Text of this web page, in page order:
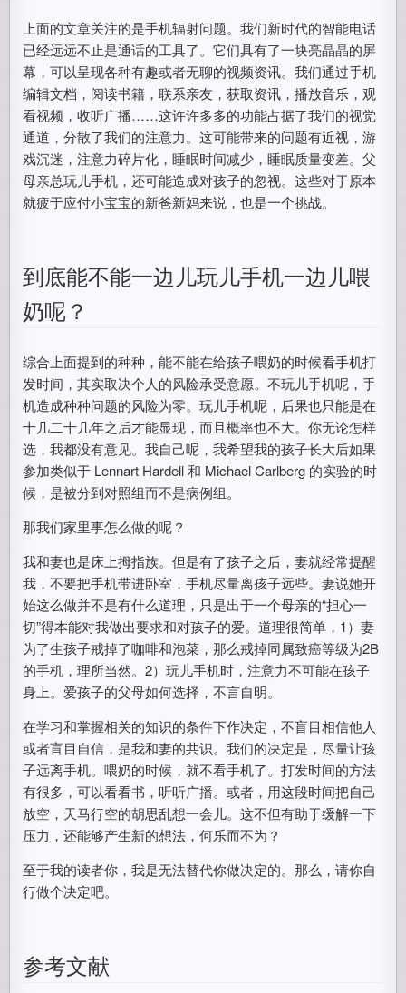
上面的文章关注的是手机辐射问题。我们新时代的智能电话
已经远远不止是通话的工具了。它们具有了一块亮晶晶的屏
幕，可以呈现各种有趣或者无聊的视频资讯。我们通过手机
编辑文档，阅读书籍，联系亲友，获取资讯，播放音乐，观
看视频，收听广播……这许许多多的功能占据了我们的视觉
通道，分散了我们的注意力。这可能带来的问题有近视，游
戏沉迷，注意力碎片化，睡眠时间减少，睡眠质量变差。父
母亲总玩儿手机，还可能造成对孩子的忽视。这些对于原本
就疲于应付小宝宝的新爸新妈来说，也是一个挑战。
到底能不能一边儿玩儿手机一边儿喂
奶呢？
综合上面提到的种种，能不能在给孩子喂奶的时候看手机打
发时间，其实取决个人的风险承受意愿。不玩儿手机呢，手
机造成种种问题的风险为零。玩儿手机呢，后果也只能是在
十几二十几年之后才能显现，而且概率也不大。你无论怎样
选，我都没有意见。我自己呢，我希望我的孩子长大后如果
参加类似于 Lennart Hardell 和 Michael Carlberg 的实验的时
候，是被分到对照组而不是病例组。
那我们家里事怎么做的呢？
我和妻也是床上拇指族。但是有了孩子之后，妻就经常提醒
我，不要把手机带进卧室，手机尽量离孩子远些。妻说她开
始这么做并不是有什么道理，只是出于一个母亲的“担心一
切”得本能对我做出要求和对孩子的爱。道理很简单，1）妻
为了生孩子戒掉了咖啡和泡菜，那么戒掉同属致癌等级为2B
的手机，理所当然。2）玩儿手机时，注意力不可能在孩子
身上。爱孩子的父母如何选择，不言自明。
在学习和掌握相关的知识的条件下作决定，不盲目相信他人
或者盲目自信，是我和妻的共识。我们的决定是，尽量让孩
子远离手机。喂奶的时候，就不看手机了。打发时间的方法
有很多，可以看看书，听听广播。或者，用这段时间把自己
放空，天马行空的胡思乱想一会儿。这不但有助于缓解一下
压力，还能够产生新的想法，何乐而不为？
至于我的读者你，我是无法替代你做决定的。那么，请你自
行做个决定吧。
参考文献